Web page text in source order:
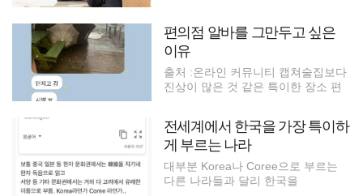
편의점 알바를 그만두고 싶은
이유
출처 :온라인 커뮤니티 캡쳐술집보다
진상이 많은 것 같은 특이한 장소 편
전세계에서 한국을 가장 특이하
게 부르는 나라
대부분 Korea나 Coree으로 부르는
다른 나라들과 달리 한국을